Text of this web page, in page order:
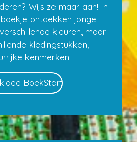
Wijs ze maar aan! In
ontdekken jonge
kleuren, maar
kledingstukken,
kenmerken.
BoekStart